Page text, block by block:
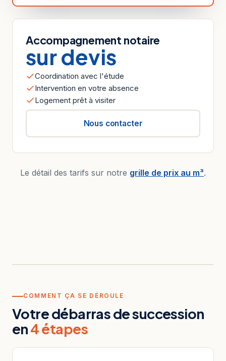
Accompagnement notaire
sur devis
Coordination avec l'étude
Intervention en votre absence
Logement prêt à visiter
Nous contacter
Le détail des tarifs sur notre grille de prix au m³.
COMMENT ÇA SE DÉROULE
Votre débarras de succession
en4 étapes